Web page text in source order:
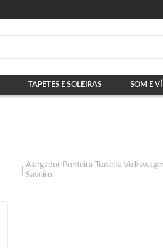
TAPETES E SOLEIRAS SOM E
Alargador Ponteira Traseira
Saveiro